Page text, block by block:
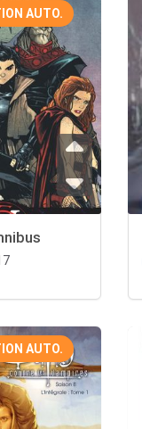
AUTO.
AUTO.